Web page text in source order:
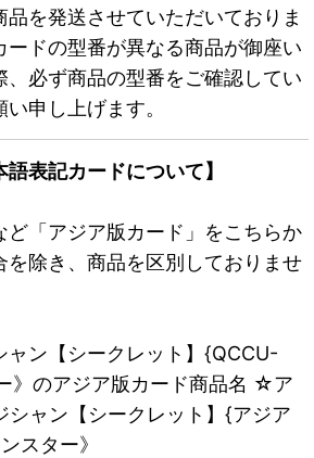
品を発送させていただいておりま
ードの型番が異なる商品が御座い
、必ず商品の型番をご確認してい
申し上げます。
語表記カードについて】
ど「アジア版カード」をこちらか
を除き、商品を区別しておりませ
ャン【シークレット】{QCCU-
》のアジア版カード商品名 ☆ア
ャン【シークレット】{アジア
スター》